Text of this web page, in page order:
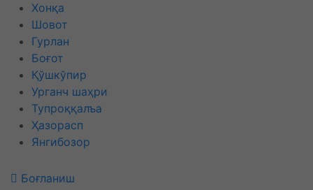
Хонқа
Шовот
Гурлан
Боғот
Қўшкўпир
Урганч шаҳри
Тупроққалъа
Ҳазорасп
Янгибозор
Боғланиш